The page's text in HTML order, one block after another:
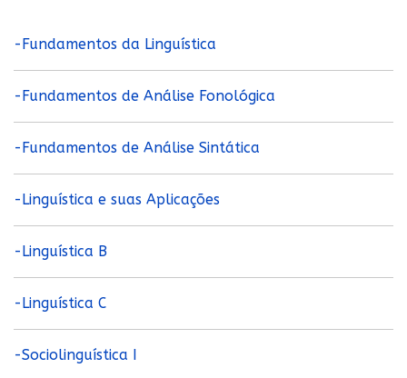
-Fundamentos da Linguística
-Fundamentos de Análise Fonológica
-Fundamentos de Análise Sintática
-Linguística e suas Aplicações
-Linguística B
-Linguística C
-Sociolinguística I